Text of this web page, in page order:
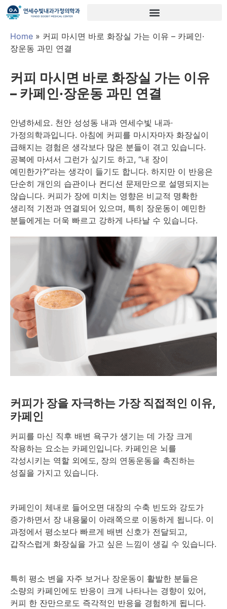
Home » 커피 마시면 바로 화장실 가는 이유 – 카페인·
장운동 과민 연결
커피 마시면 바로 화장실 가는 이유
– 카페인·장운동 과민 연결
안녕하세요. 천안 성성동 내과 연세수빛 내과·
가정의학과입니다. 아침에 커피를 마시자마자 화장실이
급해지는 경험은 생각보다 많은 분들이 겪고 있습니다.
공복에 마셔서 그런가 싶기도 하고, “내 장이
예민한가?”라는 생각이 들기도 합니다. 하지만 이 반응은
단순히 개인의 습관이나 컨디션 문제만으로 설명되지는
않습니다. 커피가 장에 미치는 영향은 비교적 명확한
생리적 기전과 연결되어 있으며, 특히 장운동이 예민한
분들에게는 더욱 빠르고 강하게 나타날 수 있습니다.
커피가 장을 자극하는 가장 직접적인 이유,
카페인
커피를 마신 직후 배변 욕구가 생기는 데 가장 크게
작용하는 요소는 카페인입니다. 카페인은 뇌를
각성시키는 역할 외에도, 장의 연동운동을 촉진하는
성질을 가지고 있습니다.
카페인이 체내로 들어오면 대장의 수축 빈도와 강도가
증가하면서 장 내용물이 아래쪽으로 이동하게 됩니다. 이
과정에서 평소보다 빠르게 배변 신호가 전달되고,
갑작스럽게 화장실을 가고 싶은 느낌이 생길 수 있습니다.
특히 평소 변을 자주 보거나 장운동이 활발한 분들은
소량의 카페인에도 반응이 크게 나타나는 경향이 있어,
커피 한 잔만으로도 즉각적인 반응을 경험하게 됩니다.